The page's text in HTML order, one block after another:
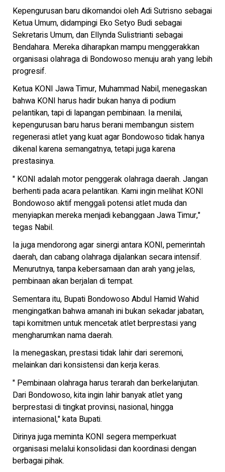
Kepengurusan baru dikomandoi oleh Adi Sutrisno sebagai
Ketua Umum, didampingi Eko Setyo Budi sebagai
Sekretaris Umum, dan Ellynda Sulistrianti sebagai
Bendahara. Mereka diharapkan mampu menggerakkan
organisasi olahraga di Bondowoso menuju arah yang lebih
progresif.
Ketua KONI Jawa Timur, Muhammad Nabil, menegaskan
bahwa KONI harus hadir bukan hanya di podium
pelantikan, tapi di lapangan pembinaan. Ia menilai,
kepengurusan baru harus berani membangun sistem
regenerasi atlet yang kuat agar Bondowoso tidak hanya
dikenal karena semangatnya, tetapi juga karena
prestasinya.
" KONI adalah motor penggerak olahraga daerah. Jangan
berhenti pada acara pelantikan. Kami ingin melihat KONI
Bondowoso aktif menggali potensi atlet muda dan
menyiapkan mereka menjadi kebanggaan Jawa Timur,"
tegas Nabil.
Ia juga mendorong agar sinergi antara KONI, pemerintah
daerah, dan cabang olahraga dijalankan secara intensif.
Menurutnya, tanpa kebersamaan dan arah yang jelas,
pembinaan akan berjalan di tempat.
Sementara itu, Bupati Bondowoso Abdul Hamid Wahid
mengingatkan bahwa amanah ini bukan sekadar jabatan,
tapi komitmen untuk mencetak atlet berprestasi yang
mengharumkan nama daerah.
Ia menegaskan, prestasi tidak lahir dari seremoni,
melainkan dari konsistensi dan kerja keras.
" Pembinaan olahraga harus terarah dan berkelanjutan.
Dari Bondowoso, kita ingin lahir banyak atlet yang
berprestasi di tingkat provinsi, nasional, hingga
internasional," kata Bupati.
Dirinya juga meminta KONI segera memperkuat
organisasi melalui konsolidasi dan koordinasi dengan
berbagai pihak.